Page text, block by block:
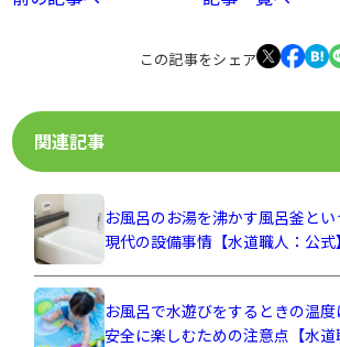
この記事をシェア
関連記事
お風呂のお湯を沸かす風呂釜と
現代の設備事情【水道職人：公式】
お風呂で水遊びをするときの温
安全に楽しむための注意点【水道